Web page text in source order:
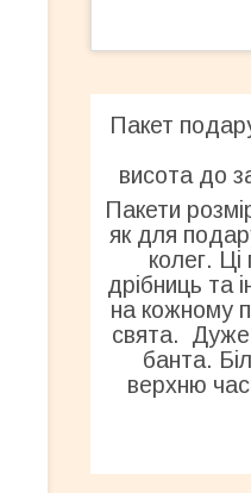
Пакет
висота до
Пакети
як для
колег. Ці
дрібниць та
на кожному
свята. Дуже
банта.
верхню